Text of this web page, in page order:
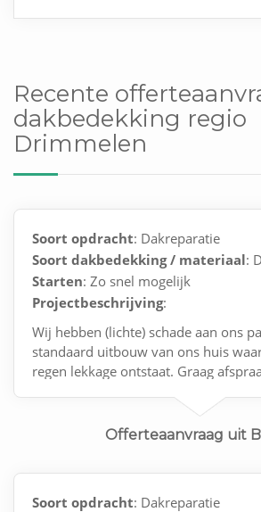
Recente
dakbedekking regio
Drimmelen
Soort opdracht: Dakreparatie
Soort dakbedekking / materiaal:
Starten: Zo snel mogelijk
Projectbeschrijving:
Wij hebben (lichte) schade aan ons
standaard uitbouw van ons huis
regen lekkage ontstaat. Graag
Offerteaanvraag uit
Soort opdracht: Dakreparatie